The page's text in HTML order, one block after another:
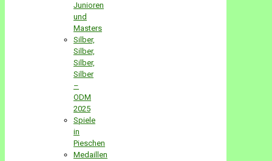
Junioren
und
Masters
Silber,
Silber,
Silber,
Silber
–
ODM
2025
Spiele
in
Pieschen
Medaillen